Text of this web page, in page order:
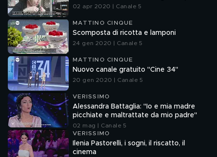
02 apr 2020 | Canale 5
MATTINO CINQUE
Scomposta di ricotta e lamponi
24 gen 2020 | Canale 5
MATTINO CINQUE
Nuovo canale gratuito "Cine 34"
20 gen 2020 | Canale 5
VERISSIMO
Alessandra Battaglia: "Io e mia madre
picchiate e maltrattate da mio padre"
02 mag | Canale 5
VERISSIMO
Ilenia Pastorelli, i sogni, il riscatto, il
cinema